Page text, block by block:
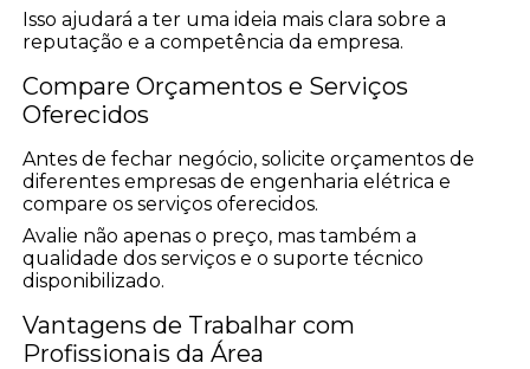
Isso ajudará a ter uma ideia mais clara sobre a
reputação e a competência da empresa.
Compare Orçamentos e Serviços
Oferecidos
Antes de fechar negócio, solicite orçamentos de
diferentes empresas de engenharia elétrica e
compare os serviços oferecidos.
Avalie não apenas o preço, mas também a
qualidade dos serviços e o suporte técnico
disponibilizado.
Vantagens de Trabalhar com
Profissionais da Área